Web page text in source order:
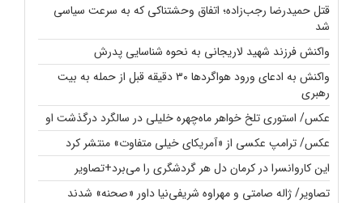
قتل حمیدرضا رجب‌زاده؛ اتفاق وحشتناکی که به سرعت سیاسی
شد
واکنش فرزند شهید لاریجانی به نحوه شناسایی پدرش
واکنش به ادعای ورود هواگردها ۳۰ دقیقه قبل از حمله به بیت
رهبری
عکس/ استوری تلخ خواهر ماه‌چهره خلیلی در سالگرد درگذشت او
عکس/ ترامپ عکسی از «آمریکای خیلی متفاوت» منتشر کرد
این کاروانسرا در کرمان دل هر گردشگری را می‌برد+تصاویر
تصاویر/ ژاله صامتی و مهراوه شریفی‌نیا داور «صحنه» شدند